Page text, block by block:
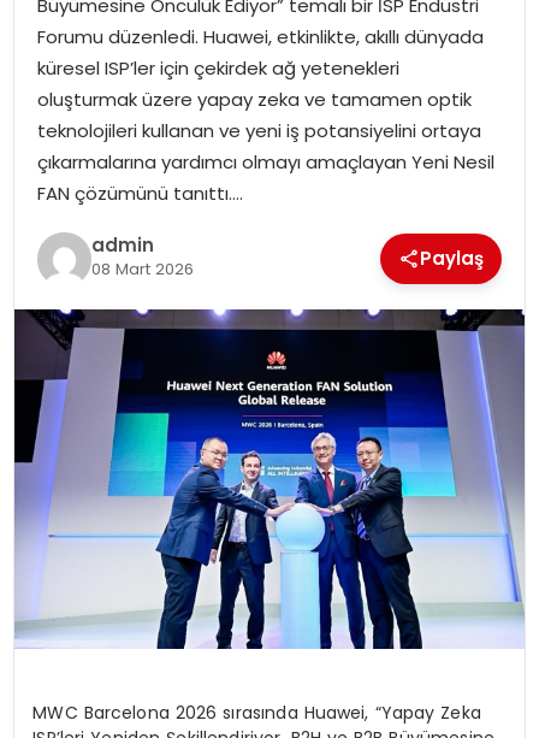
MAGAZIN
OTOMOBIL
TEKNOLOJI
EKONOMI
Büyümesine Öncülük Ediyor” temalı bir İSP Endüstri
Forumu düzenledi. Huawei, etkinlikte, akıllı dünyada
küresel ISP’ler için çekirdek ağ yetenekleri
oluşturmak üzere yapay zeka ve tamamen optik
teknolojileri kullanan ve yeni iş potansiyelini ortaya
çıkarmalarına yardımcı olmayı amaçlayan Yeni Nesil
FAN çözümünü tanıttı….
admin
08 Mart 2026 Paylaş
MWC Barcelona 2026 sırasında Huawei, “Yapay Zeka